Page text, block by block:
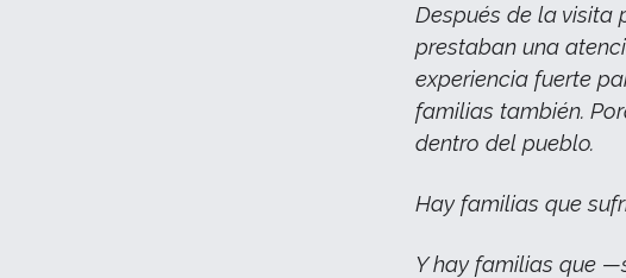
Después de la visita
prestaban una
experiencia fuerte
familias también.
dentro del pueblo.
Hay familias que
Y hay familias que